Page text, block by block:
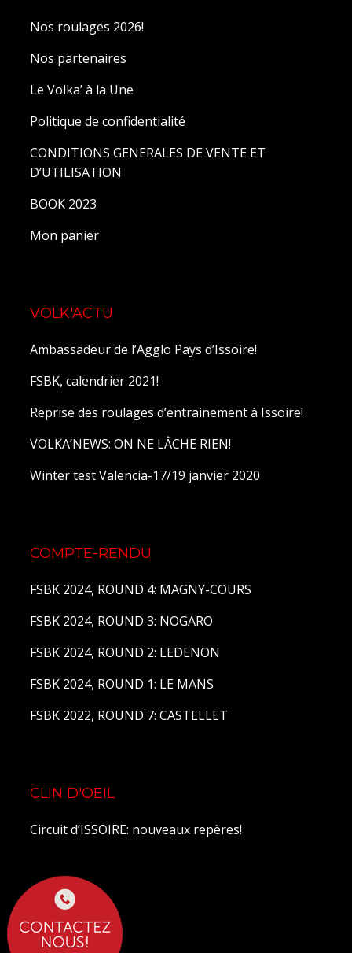
Nos roulages 2026!
Nos partenaires
Le Volka’ à la Une
Politique de confidentialité
CONDITIONS GENERALES DE VENTE ET
D’UTILISATION
BOOK 2023
Mon panier
VOLK'ACTU
Ambassadeur de l’Agglo Pays d’Issoire!
FSBK, calendrier 2021!
Reprise des roulages d’entrainement à Issoire!
VOLKA’NEWS: ON NE LÂCHE RIEN!
Winter test Valencia-17/19 janvier 2020
COMPTE-RENDU
FSBK 2024, ROUND 4: MAGNY-COURS
FSBK 2024, ROUND 3: NOGARO
FSBK 2024, ROUND 2: LEDENON
FSBK 2024, ROUND 1: LE MANS
FSBK 2022, ROUND 7: CASTELLET
CLIN D'OEIL
Circuit d’ISSOIRE: nouveaux repères!